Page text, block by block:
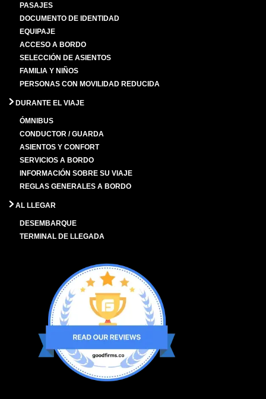
PASAJES
DOCUMENTO DE IDENTIDAD
EQUIPAJE
ACCESO A BORDO
SELECCIÓN DE ASIENTOS
FAMILIA Y NIÑOS
PERSONAS CON MOVILIDAD REDUCIDA
DURANTE EL VIAJE
ÓMNIBUS
CONDUCTOR / GUARDA
ASIENTOS Y CONFORT
SERVICIOS A BORDO
INFORMACIÓN SOBRE SU VIAJE
REGLAS GENERALES A BORDO
AL LLEGAR
DESEMBARQUE
TERMINAL DE LLEGADA